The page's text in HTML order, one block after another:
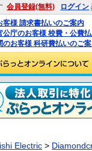
会員登録(無料) ログイン
客様 請求書払いのご案内
公庁のお客様 校費・公費
のお客様 科研費払いのご
Electric >